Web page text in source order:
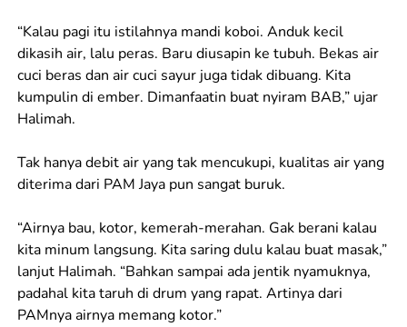
“Kalau pagi itu istilahnya mandi koboi. Anduk kecil
dikasih air, lalu peras. Baru diusapin ke tubuh. Bekas air
cuci beras dan air cuci sayur juga tidak dibuang. Kita
kumpulin di ember. Dimanfaatin buat nyiram BAB,” ujar
Halimah.
Tak hanya debit air yang tak mencukupi, kualitas air yang
diterima dari PAM Jaya pun sangat buruk.
“Airnya bau, kotor, kemerah-merahan. Gak berani kalau
kita minum langsung. Kita saring dulu kalau buat masak,”
lanjut Halimah. “Bahkan sampai ada jentik nyamuknya,
padahal kita taruh di drum yang rapat. Artinya dari
PAMnya airnya memang kotor.”